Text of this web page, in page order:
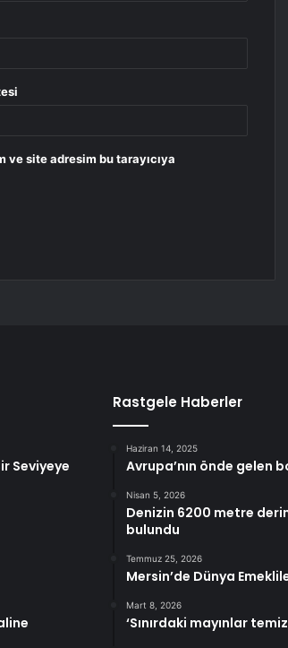
ve site adresim bu tarayıcıya
Seviyeye
Rastgele Haberler
Haziran 14, 2025
Avrupa’nın önde gelen
Nisan 5, 2026
Denizin 6200 metre
bulundu
Temmuz 25, 2026
Mersin’de Dünya
Mart 8, 2026
‘Sınırdaki mayınlar